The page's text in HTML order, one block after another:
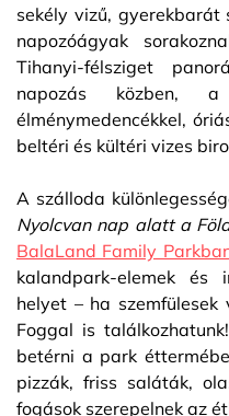
sekély vizű, gyerekbarát
napozóágyak
Tihanyi-félsziget
napozás közben,
élménymedencékkel,
beltéri és kültéri vizes
A szálloda
Nyolcvan nap alatt a
BalaLand Family
kalandpark-elemek és
helyet – ha
Foggal is
betérni a park
pizzák, friss saláták,
fogások szerepelnek az